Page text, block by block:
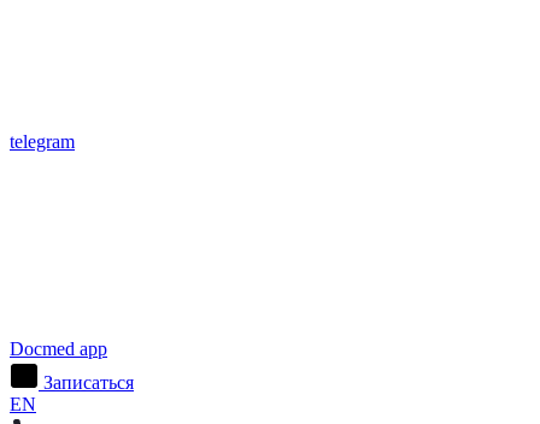
telegram
Docmed app
Записаться
EN